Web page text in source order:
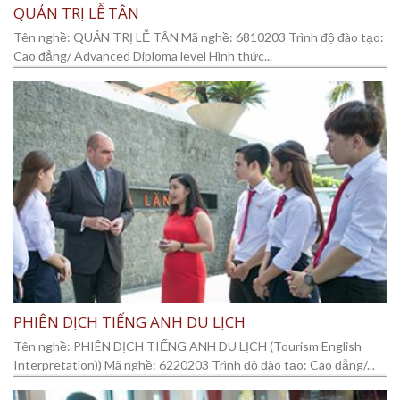
QUẢN TRỊ LỄ TÂN
Tên nghề: QUẢN TRỊ LỄ TÂN Mã nghề: 6810203 Trình độ đào tạo:
Cao đẳng/ Advanced Diploma level Hình thức...
PHIÊN DỊCH TIẾNG ANH DU LỊCH
Tên nghề: PHIÊN DỊCH TIẾNG ANH DU LỊCH (Tourism English
Interpretation)) Mã nghề: 6220203 Trình độ đào tạo: Cao đẳng/...